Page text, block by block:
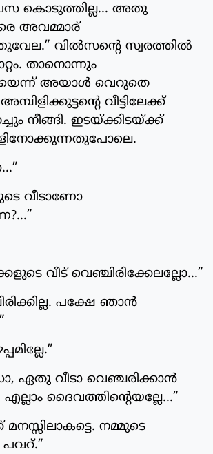
കൊടുത്തില്ല... അതു
അവമ്മാര്
വിൽസന്റെ സ്വരത്തിൽ
താനൊന്നും
അയാൾ വെറുതെ
വീട്ടിലേക്ക്
നീങ്ങി. ഇടയ്ക്കിടയ്ക്ക്
വീടാണോ
വീട് വെഞ്ചിരിക്കേലല്ലോ...”
പക്ഷേ ഞാൻ
ഏതു വീടാ വെഞ്ചരിക്കാൻ
എല്ലാം ദൈവത്തിന്റെയല്ലേ...”
നമ്മുടെ
പവറ്.”